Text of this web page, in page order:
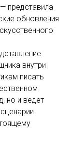
представила
обновления
внутри
писать
но и ведет